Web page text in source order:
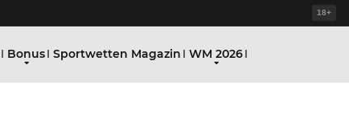
18+
Bonus Sportwetten Magazin WM 2026